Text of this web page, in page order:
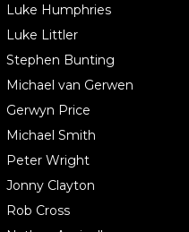
Luke Humphries
Luke Littler
Stephen Bunting
Michael van Gerwen
Gerwyn Price
Michael Smith
Peter Wright
Jonny Clayton
Rob Cross